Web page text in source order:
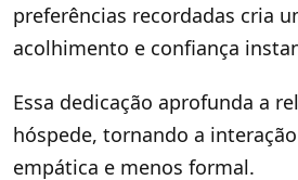
preferências recordadas cria
acolhimento e confiança
Essa dedicação aprofunda a
hóspede, tornando a
empática e menos formal.